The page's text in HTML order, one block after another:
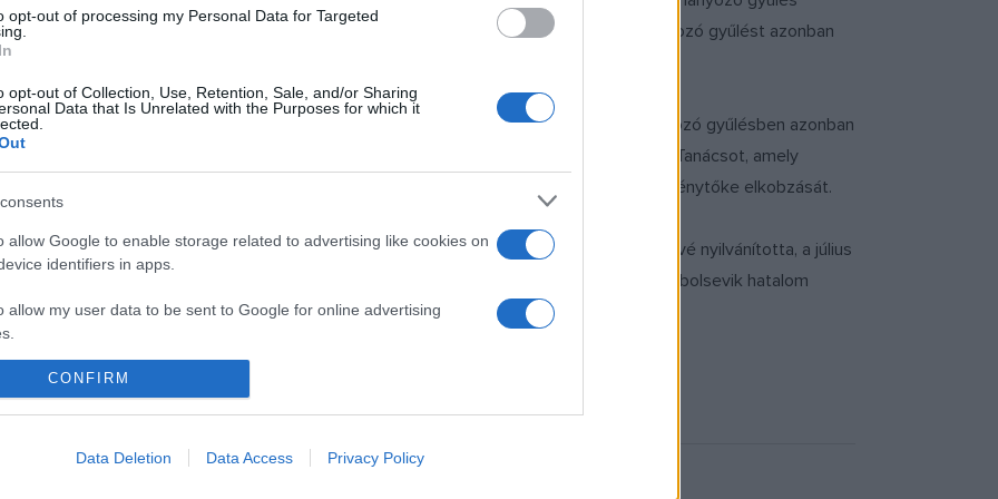
opt-out of processing my Personal Data for Targeted
opt-out of Collection, Use, Retention, Sale, and/or Sharing
Data that Is Unrelated with the Purposes for which it
allow Google to enable storage related to advertising like cookies on
identifiers in apps.
allow my user data to be sent to Google for online advertising
allow Google to send me personalized advertising.
identifiers in apps.
CONFIRM
Data Deletion Data Access Privacy Policy
Rendkívüli Bizottság (Cseka, azaz a politikai rendőrség) létrehozása volt, az alkotmányozó gyűlést azonban
őket támogató két kis párt 62, a bolsevikok alig 25 százalékot kaptak. Az alkotmányozó gyűlésben azonban
a tanácskozás feloszlatását. A gazdaság irányítására létrehozták a Népgazdasági Tanácsot, amely
a magánbankok, a külkereskedelem majd a magánüzemek államosítását, a részvénytőke elkobzását.
szovjetek V. kongresszusán a bolsevik többség a kongresszust a legfőbb hatalmi szervvé nyilvánította, a július
tavaszán kitört a külföldi intervencióval is tarkított polgárháború, amely 1921-ben a bolsevik hatalom